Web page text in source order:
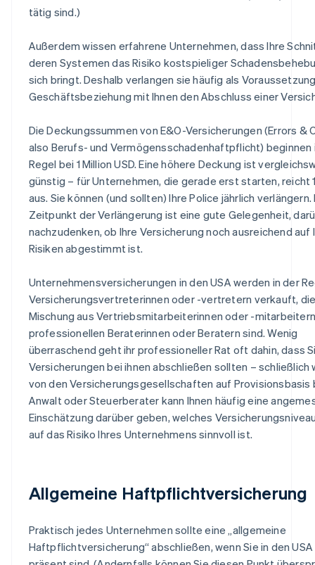
tätig sind.)
Außerdem wissen erfahrene Unternehmen, dass Ihre
deren Systemen das Risiko kostspieliger
sich bringt. Deshalb verlangen sie häufig als
Geschäftsbeziehung mit Ihnen den Abschluss einer
Die Deckungssummen von E&O-Versicherungen (Errors &
also Berufs- und Vermögensschadenhaftpflicht) beginnen
Regel bei 1 Million USD. Eine höhere Deckung ist
günstig – für Unternehmen, die gerade erst starten, reicht
aus. Sie können (und sollten) Ihre Police jährlich verlängern.
Zeitpunkt der Verlängerung ist eine gute Gelegenheit,
nachzudenken, ob Ihre Versicherung noch ausreichend auf
Risiken abgestimmt ist.
Unternehmensversicherungen in den USA werden in der
Versicherungsvertreterinnen oder -vertretern verkauft,
Mischung aus Vertriebsmitarbeiterinnen oder -
professionellen Beraterinnen oder Beratern sind. Wenig
überraschend geht ihr professioneller Rat oft dahin, dass
Versicherungen bei ihnen abschließen sollten – schließlich
von den Versicherungsgesellschaften auf Provisionsbasis
Anwalt oder Steuerberater kann Ihnen häufig eine
Einschätzung darüber geben, welches
auf das Risiko Ihres Unternehmens sinnvoll ist.
Allgemeine Haftpflichtversicherung
Praktisch jedes Unternehmen sollte eine „allgemeine
Haftpflichtversicherung“ abschließen, wenn Sie in den